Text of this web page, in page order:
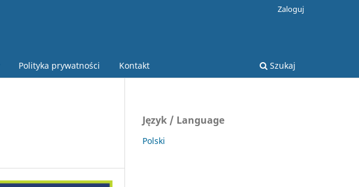
Polityka prywatności Kontakt Szukaj
Zaloguj
Język / Language
Polski